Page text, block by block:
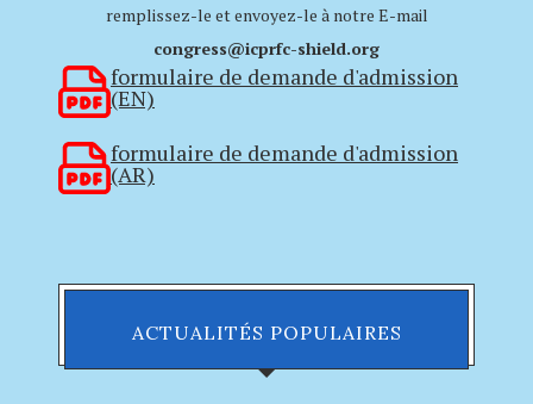
remplissez-le et envoyez-le à notre E-mail
congress@icprfc-shield.org
formulaire de demande d'admission
(EN)
formulaire de demande d'admission
(AR)
ACTUALITÉS POPULAIRES